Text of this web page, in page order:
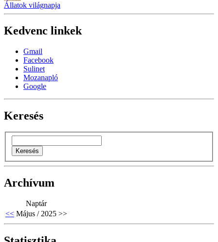
Állatok világnapja
Kedvenc linkek
Gmail
Facebook
Sulinet
Mozanapló
Google
Keresés
Archívum
Naptár
<< Május / 2025 >>